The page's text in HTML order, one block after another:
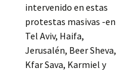
intervenido en estas
protestas masivas -en
Tel Aviv, Haifa,
Jerusalén, Beer Sheva,
Kfar Sava, Karmiel y